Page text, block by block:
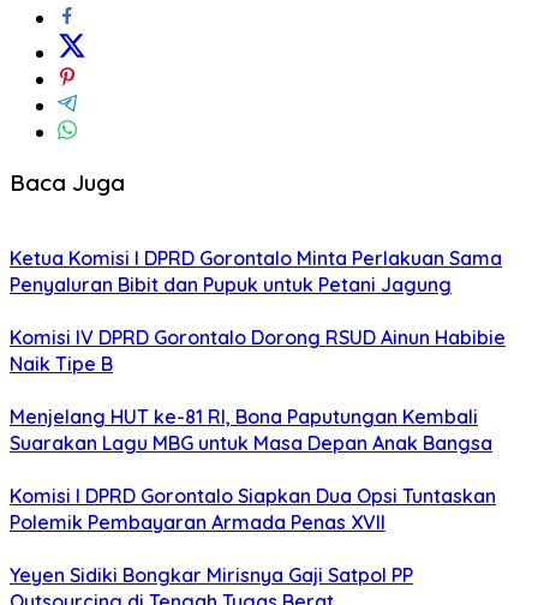
Baca Juga
Ketua Komisi I DPRD Gorontalo Minta Perlakuan Sama
Penyaluran Bibit dan Pupuk untuk Petani Jagung
Komisi IV DPRD Gorontalo Dorong RSUD Ainun Habibie
Naik Tipe B
Menjelang HUT ke-81 RI, Bona Paputungan Kembali
Suarakan Lagu MBG untuk Masa Depan Anak Bangsa
Komisi I DPRD Gorontalo Siapkan Dua Opsi Tuntaskan
Polemik Pembayaran Armada Penas XVII
Yeyen Sidiki Bongkar Mirisnya Gaji Satpol PP